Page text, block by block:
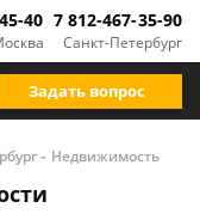
40
Санкт-Петербург
7 812-467-35-90
Задать вопрос
- Недвижимость